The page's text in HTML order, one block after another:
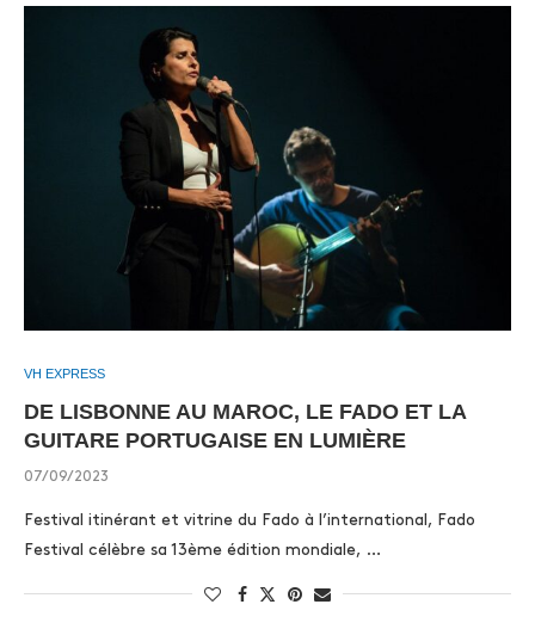
VH EXPRESS
DE LISBONNE AU MAROC, LE FADO ET LA
GUITARE PORTUGAISE EN LUMIÈRE
07/09/2023
Festival itinérant et vitrine du Fado à l’international, Fado
Festival célèbre sa 13ème édition mondiale, …